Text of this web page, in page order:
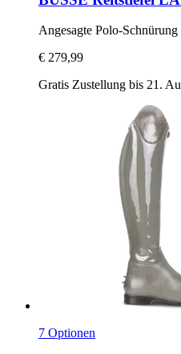
Angesagte Polo-​Schnürung
€ 279,99
Gratis Zustellung bis 21.
7 Optionen